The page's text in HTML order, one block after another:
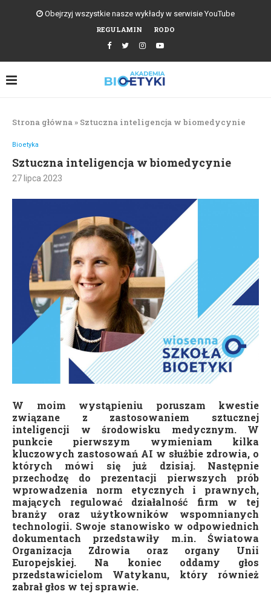
Obejrzyj wszystkie nasze wykłady w serwisie YouTube
REGULAMIN
RODO
Strona główna » Sztuczna inteligencja w biomedycynie
Bioetyka
Sztuczna inteligencja w biomedycynie
27 lipca 2023
W moim wystąpieniu poruszam kwestie
związane z zastosowaniem sztucznej
inteligencji w środowisku medycznym. W
punkcie pierwszym wymieniam kilka
kluczowych zastosowań AI w służbie zdrowia, o
których mówi się już dzisiaj. Następnie
przechodzę do prezentacji pierwszych prób
wprowadzenia norm etycznych i prawnych,
mających regulować działalność firm w tej
branży oraz użytkowników wspomnianych
technologii. Swoje stanowisko w odpowiednich
dokumentach przedstawiły m.in. Światowa
Organizacja Zdrowia oraz organy Unii
Europejskiej. Na koniec oddamy głos
przedstawicielom Watykanu, który również
zabrał głos w tej sprawie.